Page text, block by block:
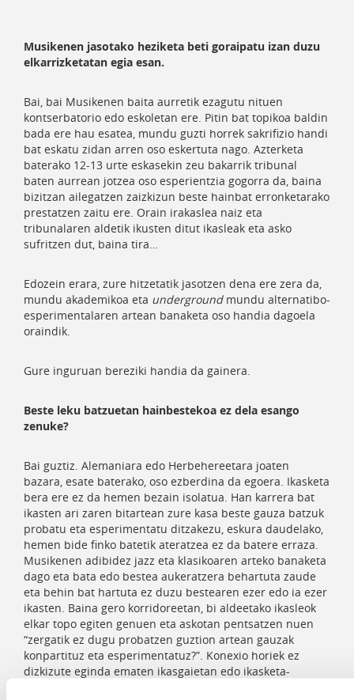
Musikenen jasotako heziketa beti goraipatu izan duzu
elkarrizketatan egia esan.
Bai, bai Musikenen baita aurretik ezagutu nituen
kontserbatorio edo eskoletan ere. Pitin bat topikoa baldin
bada ere hau esatea, mundu guzti horrek sakrifizio handi
bat eskatu zidan arren oso eskertuta nago. Azterketa
baterako 12-13 urte eskasekin zeu bakarrik tribunal
baten aurrean jotzea oso esperientzia gogorra da, baina
bizitzan ailegatzen zaizkizun beste hainbat erronketarako
prestatzen zaitu ere. Orain irakaslea naiz eta
tribunalaren aldetik ikusten ditut ikasleak eta asko
sufritzen dut, baina tira…
Edozein erara, zure hitzetatik jasotzen dena ere zera da,
mundu akademikoa eta undergroundmundu alternatibo-
esperimentalaren artean banaketa oso handia dagoela
oraindik.
Gure inguruan bereziki handia da gainera.
Beste leku batzuetan hainbestekoa ez dela esango
zenuke?
Bai guztiz. Alemaniara edo Herbehereetara joaten
bazara, esate baterako, oso ezberdina da egoera. Ikasketa
bera ere ez da hemen bezain isolatua. Han karrera bat
ikasten ari zaren bitartean zure kasa beste gauza batzuk
probatu eta esperimentatu ditzakezu, eskura daudelako,
hemen bide finko batetik ateratzea ez da batere erraza.
Musikenen adibidez jazz eta klasikoaren arteko banaketa
dago eta bata edo bestea aukeratzera behartuta zaude
eta behin bat hartuta ez duzu bestearen ezer edo ia ezer
ikasten. Baina gero korridoreetan, bi aldeetako ikasleok
elkar topo egiten genuen eta askotan pentsatzen nuen
“zergatik ez dugu probatzen guztion artean gauzak
konpartituz eta esperimentatuz?”. Konexio horiek ez
dizkizute eginda ematen ikasgaietan edo ikasketa-